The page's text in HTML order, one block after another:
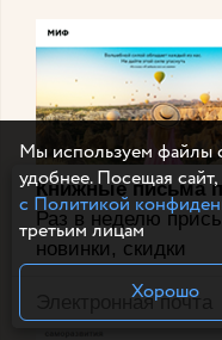
Книжные письма
Раз в неделю
новинки, скидки
Мы используем файлы
удобнее. Посещая
с Политикой
третьим лицам
Хорошо